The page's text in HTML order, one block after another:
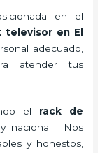
en el
televisor en El
adecuado,
atender tus
el rack de
nacional.
Nos
y honestos,